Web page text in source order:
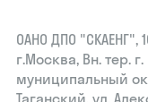
ОАНО ДПО "СКАЕНГ",
г.Москва, Вн. тер. г.
муниципальный